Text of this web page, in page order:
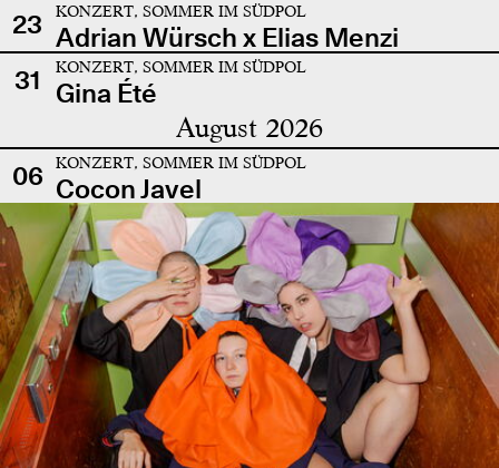
23
KONZERT, SOMMER IM SÜDPOL
Adrian Würsch x Elias Menzi
31
KONZERT, SOMMER IM SÜDPOL
Gina Été
August 2026
06 KONZERT, SOMMER IM SÜDPOL
Cocon Javel